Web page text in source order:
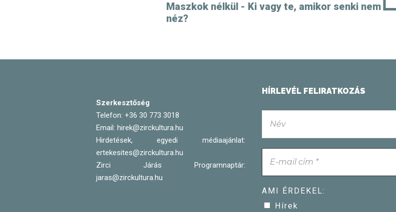
Maszkok nélkül - Ki vagy te, amikor senki nem
néz?
Szerkesztőség
Telefon: +36 30 773 3018
Email: hirek@zirckultura.hu
Hirdetések, egyedi médiaajánlat:
ertekesites@zirckultura.hu
Zirci Járás Programnaptár:
jaras@zirckultura.hu
HÍRLEVÉL FELIRATKOZÁS
AMI ÉRDEKEL:
Hírek